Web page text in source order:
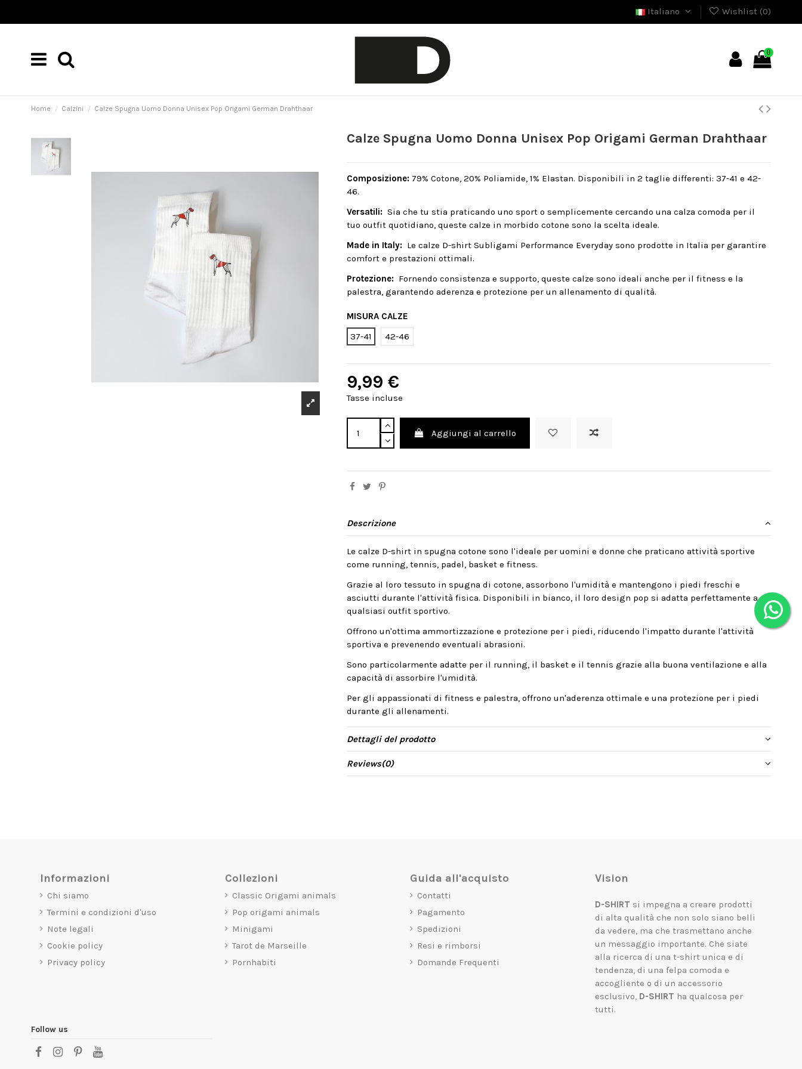
Italiano Wishlist (0)
0
Home Calzini Calze Spugna Uomo Donna Unisex Pop Origami German Drahthaar
Calze Spugna Uomo Donna Unisex Pop Origami German Drahthaar
Composizione: 79% Cotone, 20% Poliamide, 1% Elastan. Disponibili in 2 taglie differenti: 37-41 e 42-
46.
Versatili: Sia che tu stia praticando uno sport o semplicemente cercando una calza comoda per il
tuo outfit quotidiano, queste calze in morbido cotone sono la scelta ideale.
Made in Italy: Le calze D-shirt Subligami Performance Everyday sono prodotte in Italia per garantire
comfort e prestazioni ottimali.
Protezione: Fornendo consistenza e supporto, queste calze sono ideali anche per il fitness e la
palestra, garantendo aderenza e protezione per un allenamento di qualità.
MISURA CALZE
37-41
42-46
9,99 €
Tasse incluse
Aggiungi al carrello
Descrizione
Le calze D-shirt in spugna cotone sono l'ideale per uomini e donne che praticano attività sportive
come running, tennis, padel, basket e fitness.
Grazie al loro tessuto in spugna di cotone, assorbono l'umidità e mantengono i piedi freschi e
asciutti durante l'attività fisica. Disponibili in bianco, il loro design pop si adatta perfettamente a
qualsiasi outfit sportivo.
Offrono un'ottima ammortizzazione e protezione per i piedi, riducendo l'impatto durante l'attività
sportiva e prevenendo eventuali abrasioni.
Sono particolarmente adatte per il running, il basket e il tennis grazie alla buona ventilazione e alla
capacità di assorbire l'umidità.
Per gli appassionati di fitness e palestra, offrono un'aderenza ottimale e una protezione per i piedi
durante gli allenamenti.
Dettagli del prodotto
Reviews(0)
Informazioni
Chi siamo
Termini e condizioni d'uso
Note legali
Cookie policy
Privacy policy
Collezioni
Classic Origami animals
Pop origami animals
Minigami
Tarot de Marseille
Pornhabiti
Guida all'acquisto
Contatti
Pagamento
Spedizioni
Resi e rimborsi
Domande Frequenti
Vision
D-SHIRT si impegna a creare prodotti
di alta qualità che non solo siano belli
da vedere, ma che trasmettano anche
un messaggio importante. Che siate
alla ricerca di una t-shirt unica e di
tendenza, di una felpa comoda e
accogliente o di un accessorio
esclusivo, D-SHIRT ha qualcosa per
tutti.
Follow us